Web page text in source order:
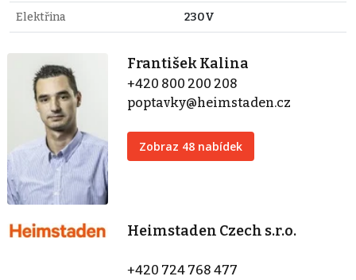
Elektřina 230V
František Kalina
+420 800 200 208
poptavky@heimstaden.cz
Zobraz 48 nabídek
Heimstaden Czech s.r.o.
+420 724 768 477